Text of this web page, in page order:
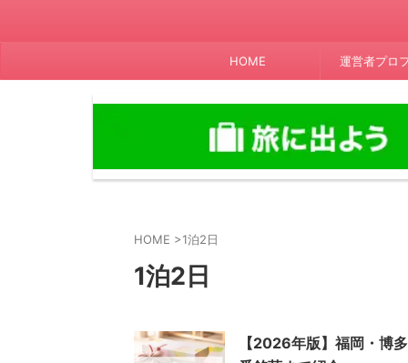
HOME 運営者プロ
HOME >1泊2日
1泊2日
【2026年版】福岡・博